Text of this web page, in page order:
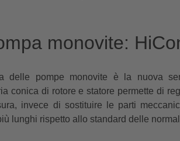
monovite:
delle pompe monovite è la nuova
conica di rotore e statore permette di
invece di sostituire le parti
lunghi rispetto allo standard delle